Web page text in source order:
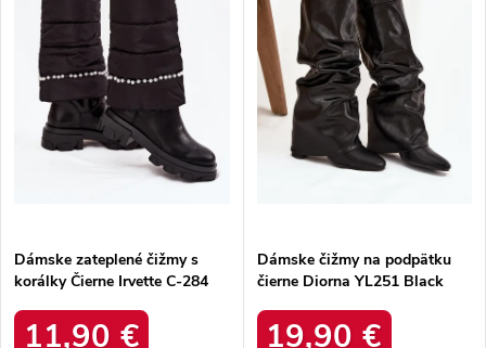
Dámske zateplené čižmy s
korálky Čierne Irvette C-284
11,90 €
Dámske čižmy na podpätku
čierne Diorna YL251 Black
19,90 €